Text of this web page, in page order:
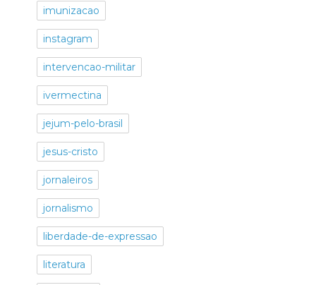
imunizacao
instagram
intervencao-militar
ivermectina
jejum-pelo-brasil
jesus-cristo
jornaleiros
jornalismo
liberdade-de-expressao
literatura